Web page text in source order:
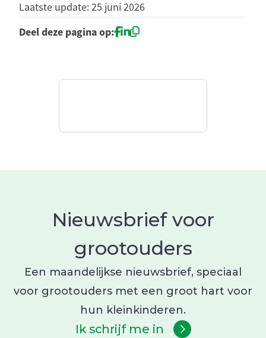
Laatste update: 25 juni 2026
Deel deze pagina op:
Nieuwsbrief voor
grootouders
Een maandelijkse nieuwsbrief, speciaal
voor grootouders met een groot hart voor
hun kleinkinderen.
Ik schrijf me in